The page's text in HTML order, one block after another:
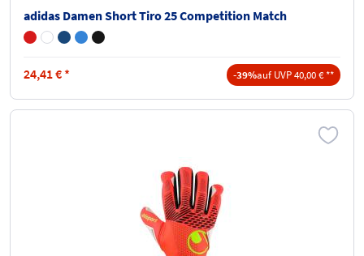
adidas Damen Short Tiro 25 Competition Match
24,41€ * -39%auf UVP 40,00 € **